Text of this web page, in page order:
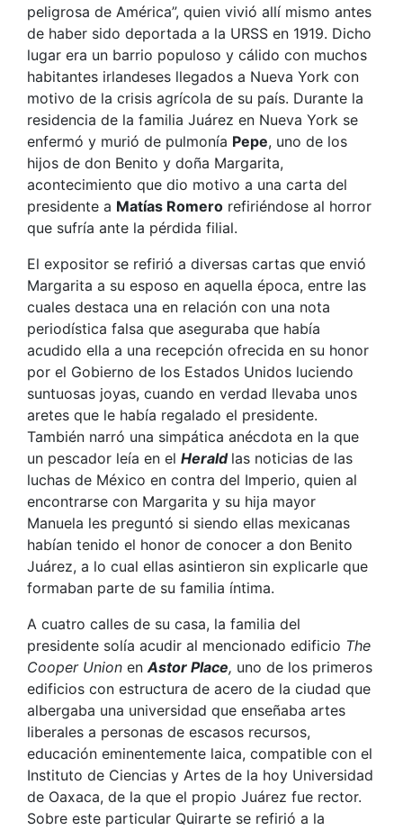
peligrosa de América”, quien vivió allí mismo antes
de haber sido deportada a la URSS en 1919. Dicho
lugar era un barrio populoso y cálido con muchos
habitantes irlandeses llegados a Nueva York con
motivo de la crisis agrícola de su país. Durante la
residencia de la familia Juárez en Nueva York se
enfermó y murió de pulmonía Pepe, uno de los
hijos de don Benito y doña Margarita,
acontecimiento que dio motivo a una carta del
presidente a Matías Romero refiriéndose al horror
que sufría ante la pérdida filial.
El expositor se refirió a diversas cartas que envió
Margarita a su esposo en aquella época, entre las
cuales destaca una en relación con una nota
periodística falsa que aseguraba que había
acudido ella a una recepción ofrecida en su honor
por el Gobierno de los Estados Unidos luciendo
suntuosas joyas, cuando en verdad llevaba unos
aretes que le había regalado el presidente.
También narró una simpática anécdota en la que
un pescador leía en el Herald las noticias de las
luchas de México en contra del Imperio, quien al
encontrarse con Margarita y su hija mayor
Manuela les preguntó si siendo ellas mexicanas
habían tenido el honor de conocer a don Benito
Juárez, a lo cual ellas asintieron sin explicarle que
formaban parte de su familia íntima.
A cuatro calles de su casa, la familia del
presidente solía acudir al mencionado edificio The
Cooper Union enAstor Place, uno de los primeros
edificios con estructura de acero de la ciudad que
albergaba una universidad que enseñaba artes
liberales a personas de escasos recursos,
educación eminentemente laica, compatible con el
Instituto de Ciencias y Artes de la hoy Universidad
de Oaxaca, de la que el propio Juárez fue rector.
Sobre este particular Quirarte se refirió a la